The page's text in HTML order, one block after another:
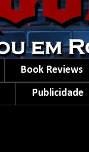
Book Reviews
Publicidade